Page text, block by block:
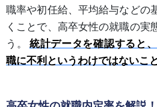
職率や初任給、平均給与などの
くことで、高卒女性の就職の実
う。
統計データを確認すると
職に不利というわけではないこ